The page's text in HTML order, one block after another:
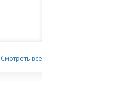
Смотреть все